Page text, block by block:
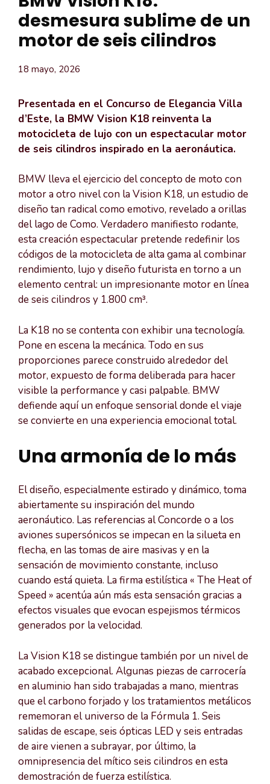
desmesura sublime de un
motor de seis cilindros
18 mayo, 2026
Presentada en el Concurso de Elegancia Villa
d’Este, la BMW Vision K18 reinventa la
motocicleta de lujo con un espectacular motor
de seis cilindros inspirado en la aeronáutica.
BMW lleva el ejercicio del concepto de moto con
motor a otro nivel con la Vision K18, un estudio de
diseño tan radical como emotivo, revelado a orillas
del lago de Como. Verdadero manifiesto rodante,
esta creación espectacular pretende redefinir los
códigos de la motocicleta de alta gama al combinar
rendimiento, lujo y diseño futurista en torno a un
elemento central: un impresionante motor en línea
de seis cilindros y 1.800 cm³.
La K18 no se contenta con exhibir una tecnología.
Pone en escena la mecánica. Todo en sus
proporciones parece construido alrededor del
motor, expuesto de forma deliberada para hacer
visible la performance y casi palpable. BMW
defiende aquí un enfoque sensorial donde el viaje
se convierte en una experiencia emocional total.
Una armonía de lo más
El diseño, especialmente estirado y dinámico, toma
abiertamente su inspiración del mundo
aeronáutico. Las referencias al Concorde o a los
aviones supersónicos se impecan en la silueta en
flecha, en las tomas de aire masivas y en la
sensación de movimiento constante, incluso
cuando está quieta. La firma estilística « The Heat of
Speed » acentúa aún más esta sensación gracias a
efectos visuales que evocan espejismos térmicos
generados por la velocidad.
La Vision K18 se distingue también por un nivel de
acabado excepcional. Algunas piezas de carrocería
en aluminio han sido trabajadas a mano, mientras
que el carbono forjado y los tratamientos metálicos
rememoran el universo de la Fórmula 1. Seis
salidas de escape, seis ópticas LED y seis entradas
de aire vienen a subrayar, por último, la
omnipresencia del mítico seis cilindros en esta
demostración de fuerza estilística.